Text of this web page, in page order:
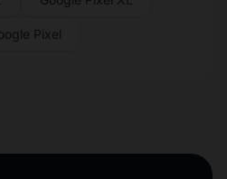
Pixel